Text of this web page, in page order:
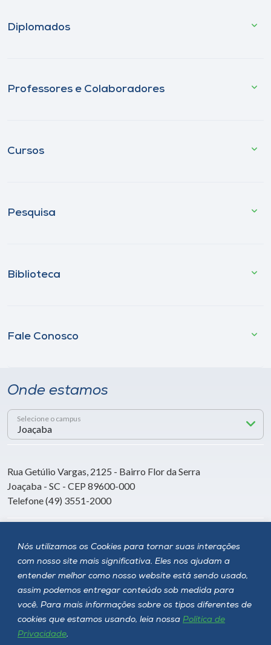
Nós utilizamos os Cookies para tornar suas interações
com nosso site mais significativa. Eles nos ajudam a
entender melhor como nosso website está sendo usado,
assim podemos entregar conteúdo sob medida para
você. Para mais informações sobre os tipos diferentes de
cookies que estamos usando, leia nossa Política de
Privacidade.
Diplomados
Professores e Colaboradores
Cursos
Pesquisa
Biblioteca
Fale Conosco
Onde estamos
Selecione o campus
Rua Getúlio Vargas, 2125 - Bairro Flor da Serra
Joaçaba - SC - CEP 89600-000
Telefone (49) 3551-2000
Siga a Unoesc